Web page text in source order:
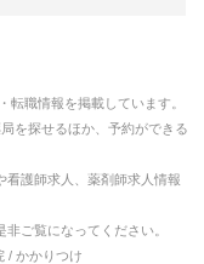
転職情報を掲載しています。
を探せるほか、予約ができる
看護師求人、薬剤師求人情報
ご覧になってください。
/ かかりつけ